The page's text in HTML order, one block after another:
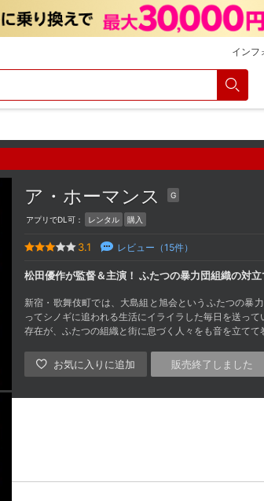
インフ
ア・ホーマンス G
アプリでDL可： レンタル 購入
3.1 レビュー（15件）
松田優作が監督＆主演！ ふたつの暴力団組織の対
新宿・歌舞伎町では、大島組と旭会というふたつの暴
ってシノギに追われる生活にイライラした毎日を送っ
存在が、ふたつの組織と街に息づく人々をも音を立てて
販売終了しました